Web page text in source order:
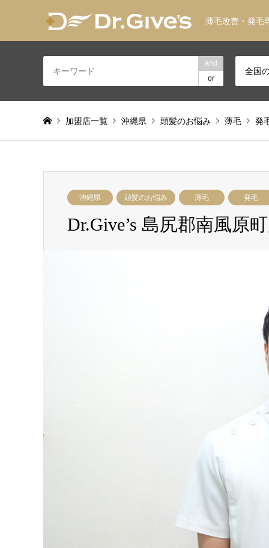
薄毛改善・発毛
and
or
全国
加盟店一覧 沖縄県 頭髪のお悩み 薄毛 発
沖縄県 頭髪のお悩み 薄毛 発毛
Dr.Give’s 島尻郡南風原